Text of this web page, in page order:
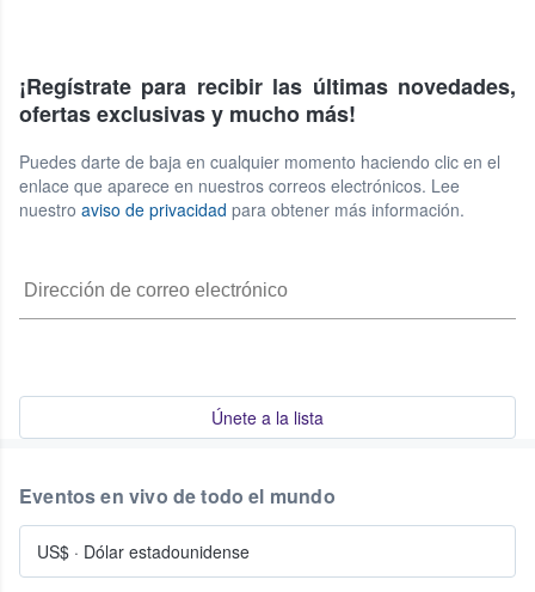
¡Regístrate para recibir las últimas novedades,
ofertas exclusivas y mucho más!
Puedes darte de baja en cualquier momento haciendo clic en el
enlace que aparece en nuestros correos electrónicos. Lee
nuestro aviso de privacidad para obtener más información.
Únete a la lista
Eventos en vivo de todo el mundo
US$ · Dólar estadounidense